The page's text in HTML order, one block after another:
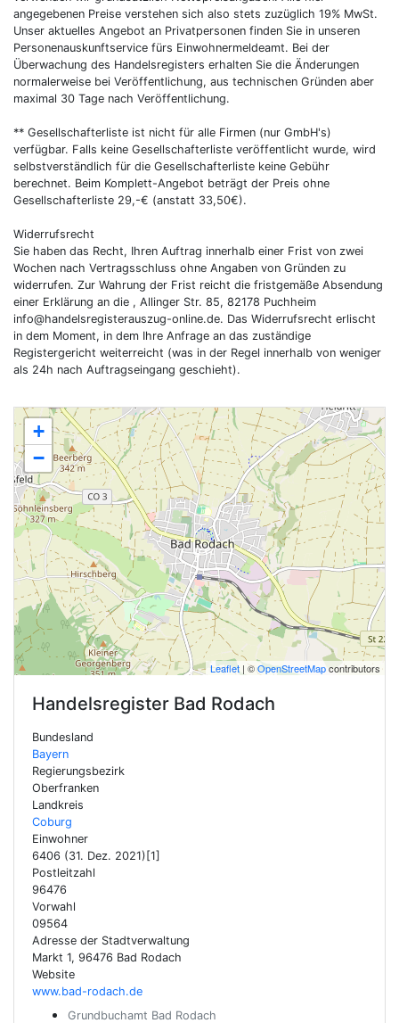
+
−
Leaflet | ©OpenStreetMapcontributors
Handelsregister Bad Rodach
Bundesland
Bayern
Regierungsbezirk
Oberfranken
Landkreis
Coburg
Einwohner
6406 (31. Dez. 2021)[1]
Postleitzahl
96476
Vorwahl
09564
Adresse der Stadtverwaltung
Markt 1, 96476 Bad Rodach
Website
www.bad-rodach.de
Grundbuchamt Bad Rodach
angegebenen Preise verstehen sich also stets zuzüglich 19% MwSt.
Unser aktuelles Angebot an Privatpersonen finden Sie in unseren
Personenauskunftservice fürs Einwohnermeldeamt. Bei der
Überwachung des Handelsregisters erhalten Sie die Änderungen
normalerweise bei Veröffentlichung, aus technischen Gründen aber
maximal 30 Tage nach Veröffentlichung.
** Gesellschafterliste ist nicht für alle Firmen (nur GmbH's)
verfügbar. Falls keine Gesellschafterliste veröffentlicht wurde, wird
selbstverständlich für die Gesellschafterliste keine Gebühr
berechnet. Beim Komplett-Angebot beträgt der Preis ohne
Gesellschafterliste 29,-€ (anstatt 33,50€).
Widerrufsrecht
Sie haben das Recht, Ihren Auftrag innerhalb einer Frist von zwei
Wochen nach Vertragsschluss ohne Angaben von Gründen zu
widerrufen. Zur Wahrung der Frist reicht die fristgemäße Absendung
einer Erklärung an die , Allinger Str. 85, 82178 Puchheim
info@handelsregisterauszug-online.de. Das Widerrufsrecht erlischt
in dem Moment, in dem Ihre Anfrage an das zuständige
Registergericht weiterreicht (was in der Regel innerhalb von weniger
als 24h nach Auftragseingang geschieht).